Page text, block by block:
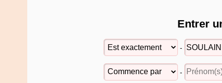
Entrer
-
-